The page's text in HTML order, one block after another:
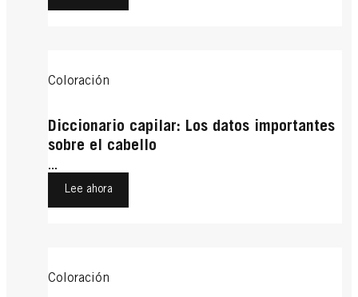
Coloración
Diccionario capilar: Los datos importantes
sobre el cabello
...
Lee ahora
Coloración